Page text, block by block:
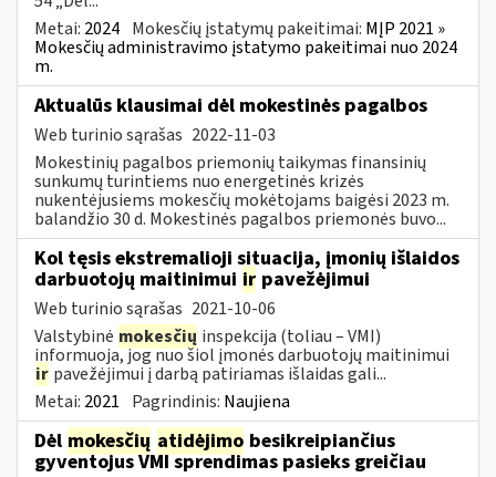
Metai: 2024 Mokesčių įstatymų pakeitimai: MĮP 2021 »
Mokesčių administravimo įstatymo pakeitimai nuo 2024
m.
Aktualūs klausimai dėl mokestinės pagalbos
Web turinio sąrašas 2022-11-03
Mokestinių pagalbos priemonių taikymas finansinių
sunkumų turintiems nuo energetinės krizės
nukentėjusiems mokesčių mokėtojams baigėsi 2023 m.
balandžio 30 d. Mokestinės pagalbos priemonės buvo...
Kol tęsis ekstremalioji situacija, įmonių išlaidos
darbuotojų maitinimui ir pavežėjimui
Web turinio sąrašas 2021-10-06
Valstybinė mokesčių inspekcija (toliau – VMI)
informuoja, jog nuo šiol įmonės darbuotojų maitinimui
ir pavežėjimui į darbą patiriamas išlaidas gali...
Metai: 2021 Pagrindinis: Naujiena
Dėl mokesčių atidėjimo besikreipiančius
gyventojus VMI sprendimas pasieks greičiau